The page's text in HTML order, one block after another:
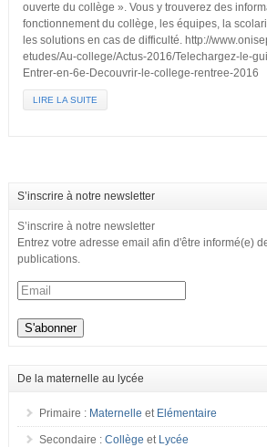
ouverte du collège ». Vous y trouverez des
fonctionnement du collège, les équipes, la
les solutions en cas de difficulté. http://
etudes/Au-college/Actus-2016/Telechargez-le-
Entrer-en-6e-Decouvrir-le-college-rentree-2016
LIRE LA SUITE
S’inscrire à notre newsletter
S’inscrire à notre newsletter
Entrez votre adresse email afin d'être informé(e)
publications.
De la maternelle au lycée
Primaire : Maternelle et Elémentaire
Secondaire : Collège et Lycée